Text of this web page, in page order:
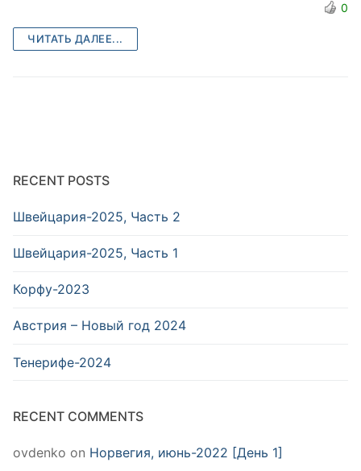
0
ЧИТАТЬ ДАЛЕЕ...
RECENT POSTS
Швейцария-2025, Часть 2
Швейцария-2025, Часть 1
Корфу-2023
Австрия – Новый год 2024
Тенерифе-2024
RECENT COMMENTS
ovdenko on Норвегия, июнь-2022 [День 1]